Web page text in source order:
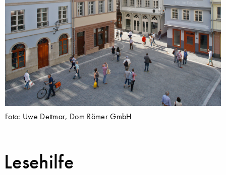
Foto: Uwe Dettmar, Dom Römer GmbH
Lesehilfe